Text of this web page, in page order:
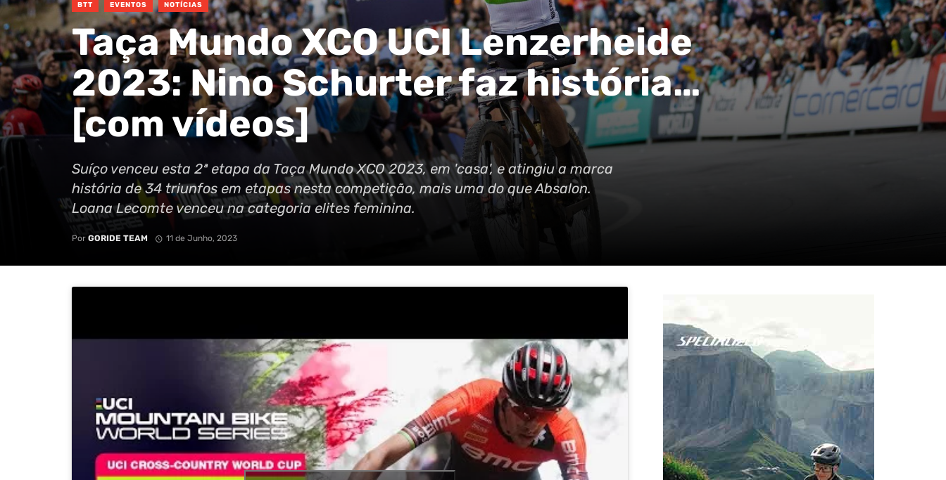
BTT EVENTOS NOTÍCIAS
Taça Mundo XCO UCI Lenzerheide
2023: Nino Schurter faz história…
[com vídeos]
Suíço venceu esta 2ª etapa da Taça Mundo XCO 2023, em 'casa', e atingiu a marca
história de 34 triunfos em etapas nesta competição, mais uma do que Absalon.
Loana Lecomte venceu na categoria elites feminina.
Por GORIDE TEAM 11 de Junho, 2023